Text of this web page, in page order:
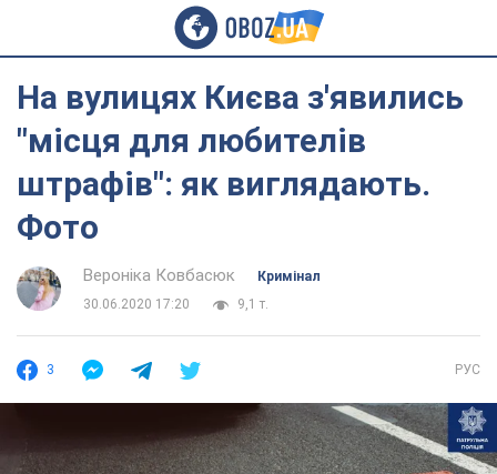
На вулицях Києва з'явились
"місця для любителів
штрафів": як виглядають.
Фото
Вероніка Ковбасюк
Кримінал
30.06.2020 17:20
9,1 т.
3 РУС